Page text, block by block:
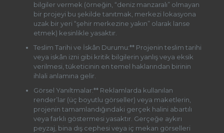
bilgiler vermek (örneğin, “deniz manzaralı” olmayan
bir projeyi bu şekilde tanıtmak, merkezi lokasyona
uzak bir yeri “şehir merkezine yakın” olarak lanse
etmek) kesinlikle yasaktır.
Teslim Tarihi ve İskân Durumu:** Projenin teslim tarihi
veya iskân izni gibi kritik bilgilerin yanlış veya eksik
verilmesi, tüketicinin en temel haklarından birinin
ihlali anlamına gelir.
Görsel Yanıltmalar:** Reklamlarda kullanılan
render’lar (üç boyutlu görseller) veya maketlerin,
projenin tamamlandığındaki gerçek halini abartılı
veya farklı göstermesi yasaktır. Gerçeğe aykırı
peyzaj, bina dış cephesi veya iç mekan görselleri